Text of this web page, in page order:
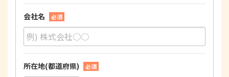
会社名 必須
所在地(都道府県) 必須